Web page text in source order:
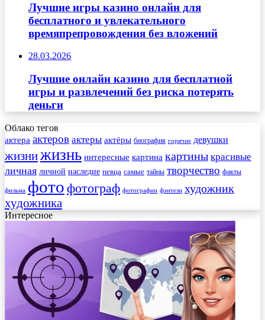
Лучшие игры казино онлайн для
бесплатного и увлекательного
времяпрепровождения без вложений
28.03.2026
Лучшие онлайн казино для бесплатной
игры и развлечений без риска потерять
деньги
Облако тегов
актера актеров актеры актёры биография горячие девушки
жизнижизнь интересные картина картины красивые
личная личной наследие певца самые тайны творчество факты
фильма фото фотограф фотографии фэнтези художник
художника
Интересное